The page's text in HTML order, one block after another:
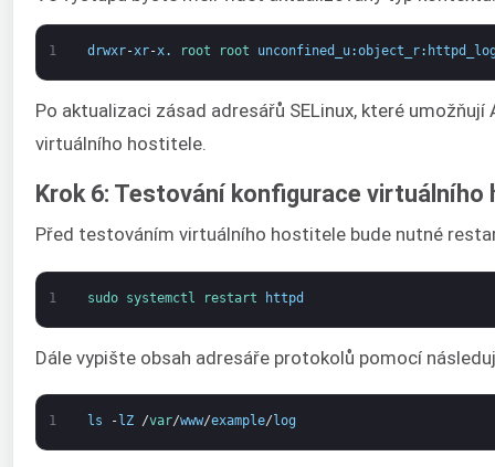
1 drwxr-xr-x. root root unconfined_u:object_r:
Po aktualizaci zásad adresářů SELinux, které
virtuálního hostitele.
Krok 6: Testování konfigurace
Před testováním virtuálního hostitele bude nutné
1 sudo systemctl restart httpd
Dále vypište obsah adresáře protokolů pomocí
1 ls - lZ /var/www/example/ log